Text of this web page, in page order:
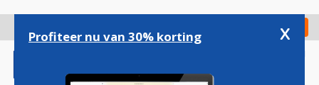
gaan
Check in
Profiteer nu van 30% korting x